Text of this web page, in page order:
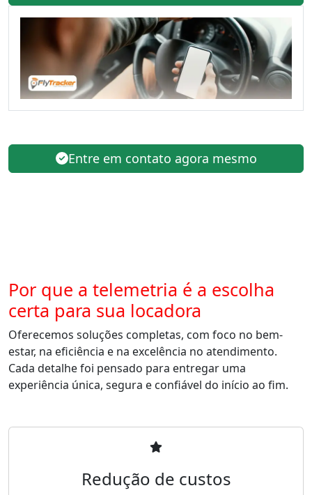
Entre em contato agora mesmo
Por que a telemetria é a escolha
certa para sua locadora
Oferecemos soluções completas, com foco no bem-
estar, na eficiência e na excelência no atendimento.
Cada detalhe foi pensado para entregar uma
experiência única, segura e confiável do início ao fim.
Redução de custos